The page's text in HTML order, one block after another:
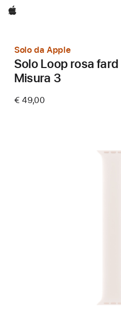
Apple
Solo da Apple
Solo Loop rosa
Misura 3
€ 49,00